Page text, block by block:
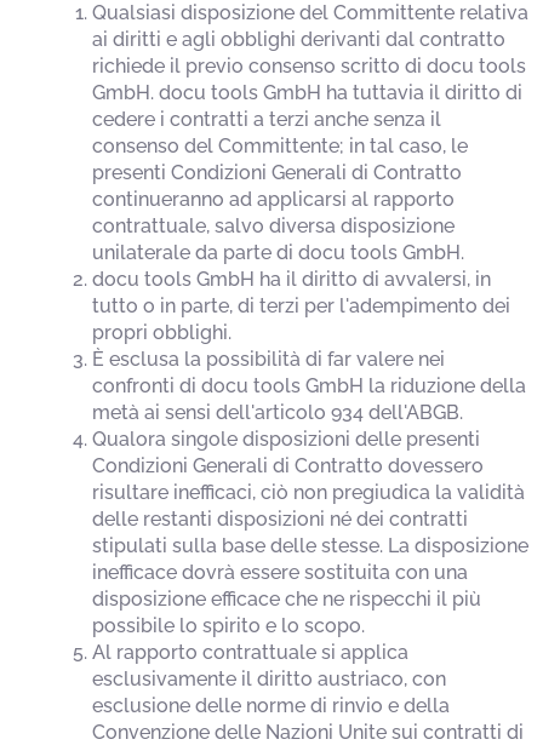
Qualsiasi disposizione del Committente relativa
ai diritti e agli obblighi derivanti dal contratto
richiede il previo consenso scritto di docu tools
GmbH. docu tools GmbH ha tuttavia il diritto di
cedere i contratti a terzi anche senza il
consenso del Committente; in tal caso, le
presenti Condizioni Generali di Contratto
continueranno ad applicarsi al rapporto
contrattuale, salvo diversa disposizione
unilaterale da parte di docu tools GmbH.
docu tools GmbH ha il diritto di avvalersi, in
tutto o in parte, di terzi per l'adempimento dei
propri obblighi.
È esclusa la possibilità di far valere nei
confronti di docu tools GmbH la riduzione della
metà ai sensi dell'articolo 934 dell'ABGB.
Qualora singole disposizioni delle presenti
Condizioni Generali di Contratto dovessero
risultare inefficaci, ciò non pregiudica la validità
delle restanti disposizioni né dei contratti
stipulati sulla base delle stesse. La disposizione
inefficace dovrà essere sostituita con una
disposizione efficace che ne rispecchi il più
possibile lo spirito e lo scopo.
Al rapporto contrattuale si applica
esclusivamente il diritto austriaco, con
esclusione delle norme di rinvio e della
Convenzione delle Nazioni Unite sui contratti di